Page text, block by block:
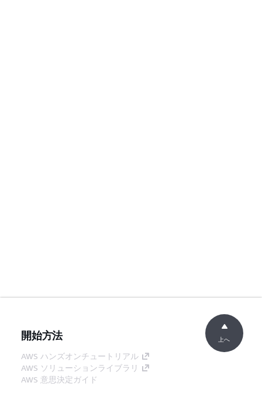
開始方法
AWS ハンズオンチュートリアル
AWS ソリューションライブラリ
AWS 意思決定ガイド
上へ